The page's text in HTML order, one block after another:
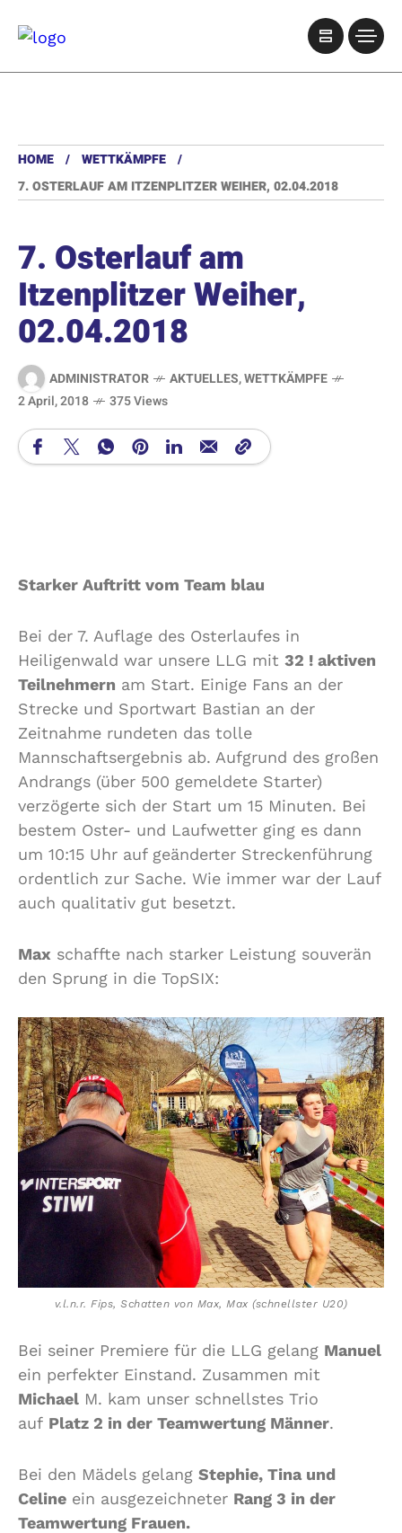
HOME
WETTKÄMPFE
7. OSTERLAUF AM ITZENPLITZER WEIHER, 02.04.2018
7. Osterlauf am
Itzenplitzer Weiher,
02.04.2018
ADMINISTRATOR AKTUELLES,WETTKÄMPFE
2 April, 2018
375 Views
Starker Auftritt vom Team blau
Bei der 7. Auflage des Osterlaufes in
Heiligenwald war unsere LLG mit 32 ! aktiven
Teilnehmern am Start. Einige Fans an der
Strecke und Sportwart Bastian an der
Zeitnahme rundeten das tolle
Mannschaftsergebnis ab. Aufgrund des großen
Andrangs (über 500 gemeldete Starter)
verzögerte sich der Start um 15 Minuten. Bei
bestem Oster- und Laufwetter ging es dann
um 10:15 Uhr auf geänderter Streckenführung
ordentlich zur Sache. Wie immer war der Lauf
auch qualitativ gut besetzt.
Max schaffte nach starker Leistung souverän
den Sprung in die TopSIX:
v.l.n.r. Fips, Schatten von Max, Max (schnellster U20)
Bei seiner Premiere für die LLG gelang Manuel
ein perfekter Einstand. Zusammen mit
Michael M. kam unser schnellstes Trio
auf Platz 2 in der Teamwertung Männer.
Bei den Mädels gelang Stephie, Tina und
Celine ein ausgezeichneter Rang 3 in der
Teamwertung Frauen.